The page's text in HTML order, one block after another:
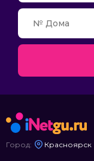
Город: Красноярск